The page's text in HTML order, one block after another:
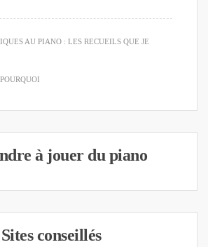
AU PIANO : LES RECUEILS QUE JE
à jouer du piano
Sites conseillés